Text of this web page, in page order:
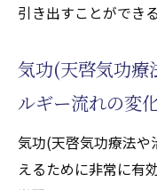
引き出すことができ
気功(天啓気功療
ルギー流れの変
気功(天啓気功療法
えるために非常に有